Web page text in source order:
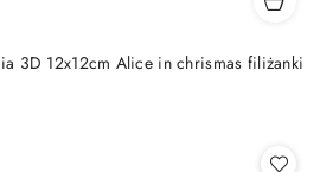
3D 12x12cm Alice in chrismas filiżanki